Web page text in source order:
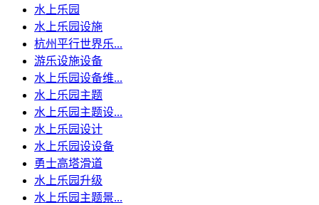
水上乐园
水上乐园设施
杭州平行世界乐...
游乐设施设备
水上乐园设备维...
水上乐园主题
水上乐园主题设...
水上乐园设计
水上乐园设设备
勇士高塔滑道
水上乐园升级
水上乐园主题景...